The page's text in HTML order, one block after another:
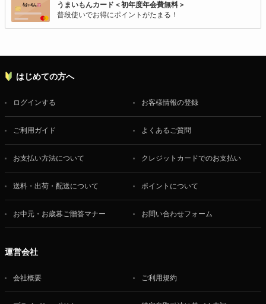
うまいもんカード＜初年度年会費無料＞
普段使いでお得にポイントがたまる！
はじめての方へ
ログインする お客様情報の登録
ご利用ガイド よくあるご質問
お支払い方法について クレジットカードでのお支払い
送料・出荷・配送について ポイントについて
お中元・お歳暮ご贈答マナー お問い合わせフォーム
運営会社
会社概要 ご利用規約